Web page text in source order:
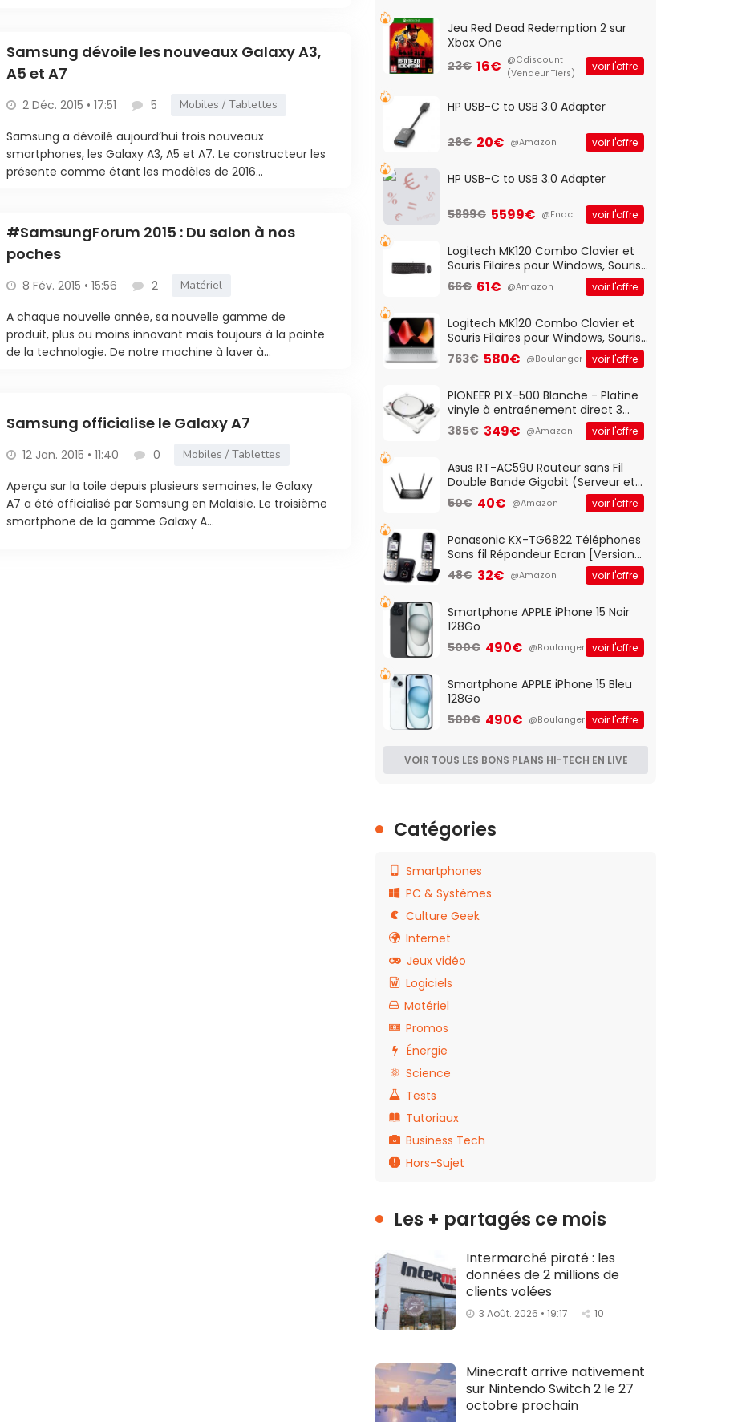
Samsung dévoile les nouveaux Galaxy A3,
A5 et A7
2 Déc. 2015 • 17:51 5 Mobiles / Tablettes
Samsung a dévoilé aujourd’hui trois nouveaux
smartphones, les Galaxy A3, A5 et A7. Le constructeur les
présente comme étant les modèles de 2016...
#SamsungForum 2015 : Du salon à nos
poches
8 Fév. 2015 • 15:56 2 Matériel
A chaque nouvelle année, sa nouvelle gamme de
produit, plus ou moins innovant mais toujours à la pointe
de la technologie. De notre machine à laver à...
Samsung officialise le Galaxy A7
12 Jan. 2015 • 11:40 0 Mobiles / Tablettes
Aperçu sur la toile depuis plusieurs semaines, le Galaxy
A7 a été officialisé par Samsung en Malaisie. Le troisième
smartphone de la gamme Galaxy A...
Jeu Red Dead Redemption 2 sur
Xbox One
23€ 16€ @Cdiscount
(Vendeur Tiers)
voir l'offre
HP USB-C to USB 3.0 Adapter
26€ 20€ @Amazon voir l'offre
HP USB-C to USB 3.0 Adapter
5899€ 5599€ @Fnac voir l'offre
Logitech MK120 Combo Clavier et
Souris Filaires pour Windows, Souris
Optique Filaire, Connexion USB Plug
And Play, Confortable, Taille
QWERTY UK - Noir
66€ 61€ @Amazon voir l'offre
Logitech MK120 Combo Clavier et
Souris Filaires pour Windows, Souris
Optique Filaire, Connexion USB Plug
And Play, Confortable, Taille
QWERTY UK - Noir
763€ 580€ @Boulanger voir l'offre
PIONEER PLX-500 Blanche - Platine
vinyle à entraénement direct 3
vitesses (33-45-78 trs/min) avec
pre-ampli intégré et port USB
385€ 349€ @Amazon voir l'offre
Asus RT-AC59U Routeur sans Fil
Double Bande Gigabit (Serveur et
Client VPN, Triple Vlan, Mode Point
d'accès et Bridge, contrôle
50€ 40€ @Amazon voir l'offre
Panasonic KX-TG6822 Téléphones
Sans fil Répondeur Ecran [Version
Française]
48€ 32€ @Amazon voir l'offre
Smartphone APPLE iPhone 15 Noir
128Go
500€ 490€ @Boulanger voir l'offre
Smartphone APPLE iPhone 15 Bleu
128Go
500€ 490€ @Boulanger voir l'offre
VOIR TOUS LES BONS PLANS HI-TECH EN LIVE
Catégories
Smartphones
PC & Systèmes
Culture Geek
Internet
Jeux vidéo
Logiciels
Matériel
Promos
Énergie
Science
Tests
Tutoriaux
Business Tech
Hors-Sujet
Les + partagés ce mois
Intermarché piraté : les
données de 2 millions de
clients volées
3 Août. 2026 • 19:17 10
Minecraft arrive nativement
sur Nintendo Switch 2 le 27
octobre prochain